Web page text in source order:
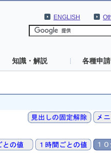
ENGLISH
知識・解説 各種申